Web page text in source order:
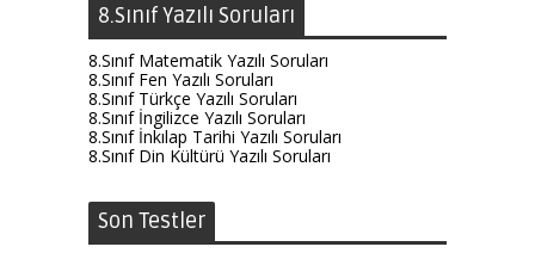
8.Sınıf Yazılı Soruları
8.Sınıf Matematik Yazılı Soruları
8.Sınıf Fen Yazılı Soruları
8.Sınıf Türkçe Yazılı Soruları
8.Sınıf İngilizce Yazılı Soruları
8.Sınıf İnkılap Tarihi Yazılı Soruları
8.Sınıf Din Kültürü Yazılı Soruları
Son Testler